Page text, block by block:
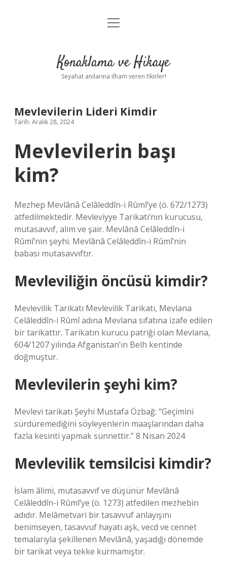
Anasayfa
Yasal Uyarı
menüyü
Konaklama ve Hikaye
Seyahat anılarına ilham veren fikirler!
Mevlevilerin Lideri Kimdir
Tarih: Aralık 28, 2024
Mevlevilerin başı
kim?
Mezhep Mevlânâ Celâleddîn-i Rûmî’ye (ö. 672/1273)
atfedilmektedir. Mevleviyye Tarikatı’nın kurucusu,
mutasavvıf, alim ve şair. Mevlânâ Celâleddîn-i
Rûmî’nin şeyhi. Mevlânâ Celâleddîn-i Rûmî’nin
babası mutasavvıftır.
Mevleviliğin öncüsü kimdir?
Mevlevilik Tarikatı Mevlevilik Tarikatı, Mevlana
Celâleddîn-i Rûmî adına Mevlana sıfatına izafe edilen
bir tarikattır. Tarikatın kurucu patriği olan Mevlana,
604/1207 yılında Afganistan’ın Belh kentinde
doğmuştur.
Mevlevilerin şeyhi kim?
Mevlevi tarikatı Şeyhi Mustafa Özbağ: “Geçimini
sürdüremediğini söyleyenlerin maaşlarından daha
fazla kesinti yapmak sünnettir.” 8 Nisan 2024
Mevlevilik temsilcisi kimdir?
İslam âlimi, mutasavvıf ve düşünür Mevlânâ
Celâleddîn-i Rûmî’ye (ö. 1273) atfedilen mezhebin
adıdır. Melâmetvari bir tasavvuf anlayışını
benimseyen, tasavvuf hayatı aşk, vecd ve cennet
temalarıyla şekillenen Mevlânâ, yaşadığı dönemde
bir tarikat veya tekke kurmamıştır.